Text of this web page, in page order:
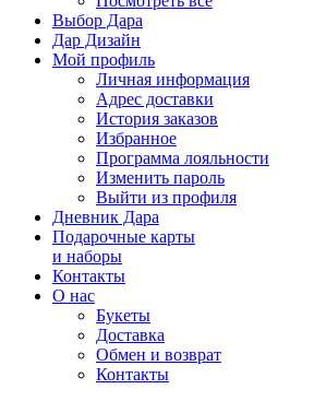
Выбор Дара
Дар Дизайн
Мой профиль
Личная информация
Адрес доставки
История заказов
Избранное
Программа лояльности
Изменить пароль
Выйти из профиля
Дневник Дара
Подарочные карты
и наборы
Контакты
О нас
Букеты
Доставка
Обмен и возврат
Контакты